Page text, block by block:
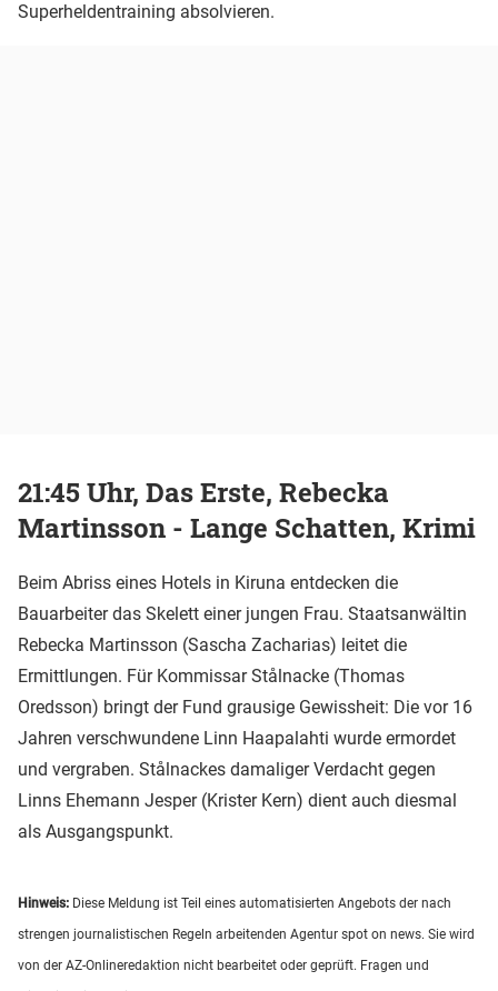
Superheldentraining absolvieren.
21:45 Uhr, Das Erste, Rebecka
Martinsson - Lange Schatten, Krimi
Beim Abriss eines Hotels in Kiruna entdecken die
Bauarbeiter das Skelett einer jungen Frau. Staatsanwältin
Rebecka Martinsson (Sascha Zacharias) leitet die
Ermittlungen. Für Kommissar Stålnacke (Thomas
Oredsson) bringt der Fund grausige Gewissheit: Die vor 16
Jahren verschwundene Linn Haapalahti wurde ermordet
und vergraben. Stålnackes damaliger Verdacht gegen
Linns Ehemann Jesper (Krister Kern) dient auch diesmal
als Ausgangspunkt.
Hinweis: Diese Meldung ist Teil eines automatisierten Angebots der nach
strengen journalistischen Regeln arbeitenden Agentur spot on news. Sie wird
von der AZ-Onlineredaktion nicht bearbeitet oder geprüft. Fragen und